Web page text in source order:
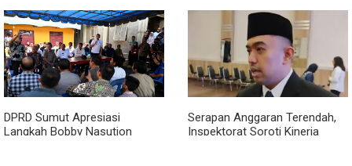
Minta Otopsi Ulang
DPRD Sumut Apresiasi
Langkah Bobby Nasution
Serapan Anggaran Terendah,
Inspektorat Soroti Kinerja